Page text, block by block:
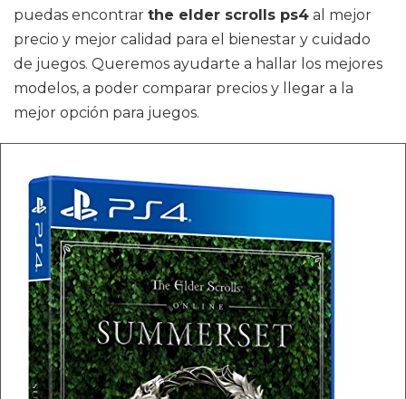
puedas encontrar the elder scrolls ps4 al mejor
precio y mejor calidad para el bienestar y cuidado
de juegos. Queremos ayudarte a hallar los mejores
modelos, a poder comparar precios y llegar a la
mejor opción para juegos.